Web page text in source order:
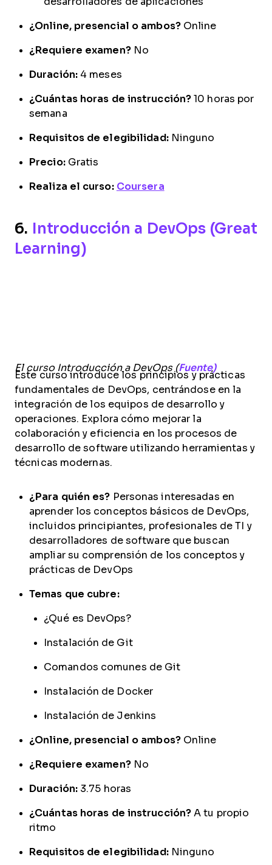
¿Online, presencial o ambos?Online
¿Requiere examen?No
Duración:4 meses
¿Cuántas horas de instrucción? 10 horas por
semana
Requisitos de elegibilidad:Ninguno
Precio:Gratis
Realiza el curso: Coursera
6.
Introducción a DevOps (Great
Learning)
El curso Introducción a DevOps (Fuente)
Este curso introduce los principios y prácticas
fundamentales de DevOps, centrándose en la
integración de los equipos de desarrollo y
operaciones. Explora cómo mejorar la
colaboración y eficiencia en los procesos de
desarrollo de software utilizando herramientas y
técnicas modernas.
¿Para quién es? Personas interesadas en
aprender los conceptos básicos de DevOps,
incluidos principiantes, profesionales de TI y
desarrolladores de software que buscan
ampliar su comprensión de los conceptos y
prácticas de DevOps
Temas que cubre:
¿Qué es DevOps?
Instalación de Git
Comandos comunes de Git
Instalación de Docker
Instalación de Jenkins
¿Online, presencial o ambos?Online
¿Requiere examen?No
Duración:3.75 horas
¿Cuántas horas de instrucción? A tu propio
ritmo
Requisitos de elegibilidad:Ninguno